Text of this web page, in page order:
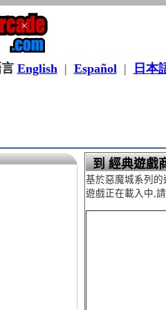
English| Español| 日本
到 經典遊戲
基於惡魔城系列
遊戲正在載入中,